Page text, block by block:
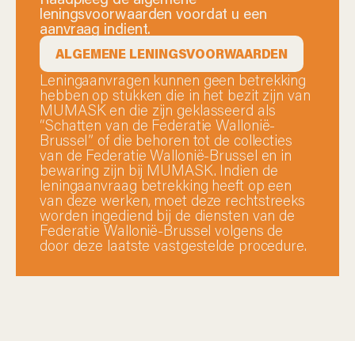
leningsvoorwaarden voordat u een
aanvraag indient.
ALGEMENE LENINGSVOORWAARDEN
Leningaanvragen kunnen geen betrekking
hebben op stukken die in het bezit zijn van
MUMASK en die zijn geklasseerd als
“Schatten van de Federatie Wallonië-
Brussel” of die behoren tot de collecties
van de Federatie Wallonië-Brussel en in
bewaring zijn bij MUMASK. Indien de
leningaanvraag betrekking heeft op een
van deze werken, moet deze rechtstreeks
worden ingediend bij de diensten van de
Federatie Wallonië-Brussel volgens de
door deze laatste vastgestelde procedure.